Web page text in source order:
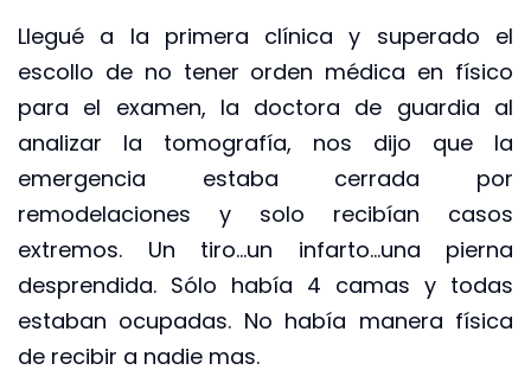
Llegué a la primera clínica y superado el
escollo de no tener orden médica en físico
para el examen, la doctora de guardia al
analizar la tomografía, nos dijo que la
emergencia estaba cerrada por
remodelaciones y solo recibían casos
extremos. Un tiro…un infarto…una pierna
desprendida. Sólo había 4 camas y todas
estaban ocupadas. No había manera física
de recibir a nadie mas.